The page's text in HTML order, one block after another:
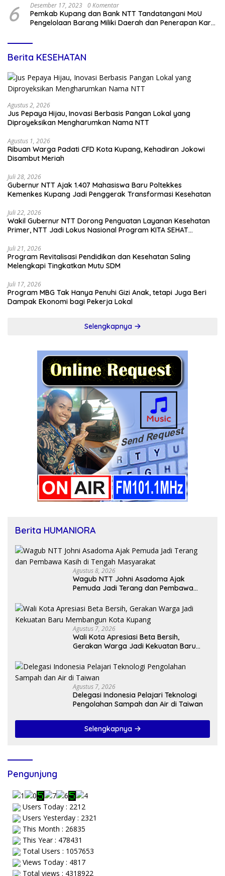
6 Desember 17, 2023 0 Komentar
Pemkab Kupang dan Bank NTT Tandatangani MoU
Pengelolaan Barang Miliki Daerah dan Penerapan Kartu
Berita KESEHATAN
Agustus 2, 2026
Jus Pepaya Hijau, Inovasi Berbasis Pangan Lokal yang
Diproyeksikan Mengharumkan Nama NTT
Agustus 1, 2026
Ribuan Warga Padati CFD Kota Kupang, Kehadiran Jokowi
Disambut Meriah
Juli 28, 2026
Gubernur NTT Ajak 1.407 Mahasiswa Baru Poltekkes
Kemenkes Kupang Jadi Penggerak Transformasi Kesehatan
Juli 22, 2026
Wakil Gubernur NTT Dorong Penguatan Layanan Kesehatan
Primer, NTT Jadi Lokus Nasional Program KITA SEHAT
Juli 21, 2026
Program Revitalisasi Pendidikan dan Kesehatan Saling
Melengkapi Tingkatkan Mutu SDM
Juli 17, 2026
Program MBG Tak Hanya Penuhi Gizi Anak, tetapi Juga Beri
Dampak Ekonomi bagi Pekerja Lokal
Selengkapnya
Berita HUMANIORA
Agustus 8, 2026
Wagub NTT Johni Asadoma Ajak
Pemuda Jadi Terang dan Pembawa
Agustus 7, 2026
Wali Kota Apresiasi Beta Bersih,
Gerakan Warga Jadi Kekuatan Baru
Agustus 7, 2026
Delegasi Indonesia Pelajari Teknologi
Pengolahan Sampah dan Air di Taiwan
Selengkapnya
Pengunjung
Users Today : 2212
Users Yesterday : 2321
This Month : 26835
This Year : 478431
Total Users : 1057653
Views Today : 4817
Total views : 4318922